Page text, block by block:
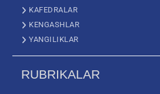
KAFEDRALAR
KENGASHLAR
YANGILIKLAR
RUBRIKALAR